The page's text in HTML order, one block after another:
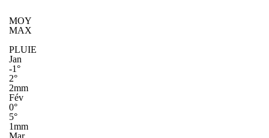
MOY
MAX
PLUIE
Jan
-1°
2°
2mm
Fév
0°
5°
1mm
Mar